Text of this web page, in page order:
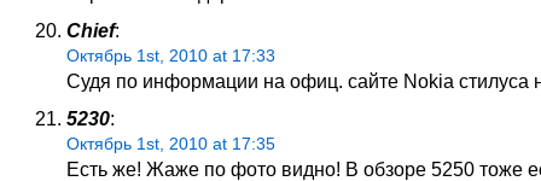
Chief:
Октябрь 1st, 2010 at 17:33
Судя по информации на офиц. сайте Nokia стилуса
5230:
Октябрь 1st, 2010 at 17:35
Есть же! Жаже по фото видно! В обзоре 5250 тоже